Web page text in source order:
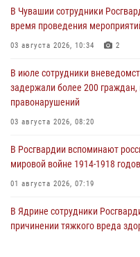
В Чувашии сотрудники
время проведения
03 августа 2026, 10:34 2
В июле сотрудники
задержали более 200
правонарушений
03 августа 2026, 08:20
В Росгвардии вспоминают
мировой войне 1914-1918 годов
01 августа 2026, 07:19
В Ядрине сотрудники
причинении тяжкого вреда